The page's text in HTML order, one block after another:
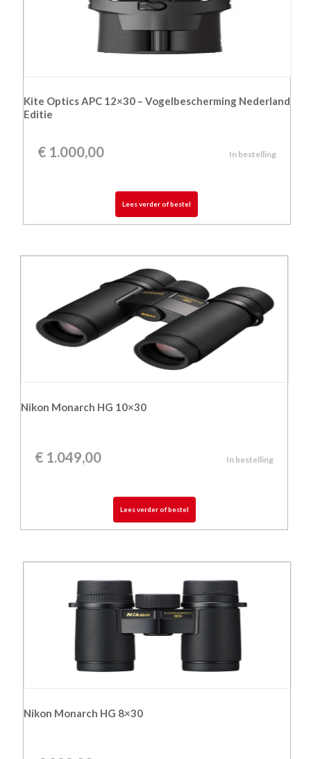
Kite Optics APC 12×30 – Vogelbescherming Nederland
Editie
€1.000,00 In bestelling
Lees verder of bestel
Nikon Monarch HG 10×30
€ 1.049,00 In bestelling
Lees verder of bestel
Nikon Monarch HG 8×30